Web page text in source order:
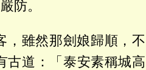
防。
，雖然那劍娘歸順，不
古道：「泰安素稱城高